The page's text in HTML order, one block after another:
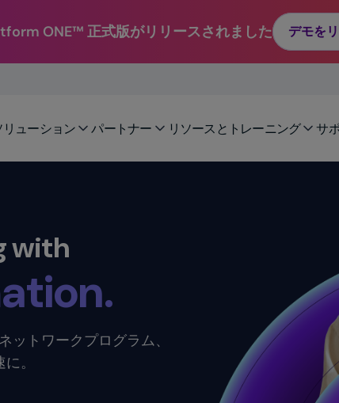
ONE™ 正式版がリリースされました デモを
リューション パートナー リソースとトレーニング サ
with
トワークプログラム、
。